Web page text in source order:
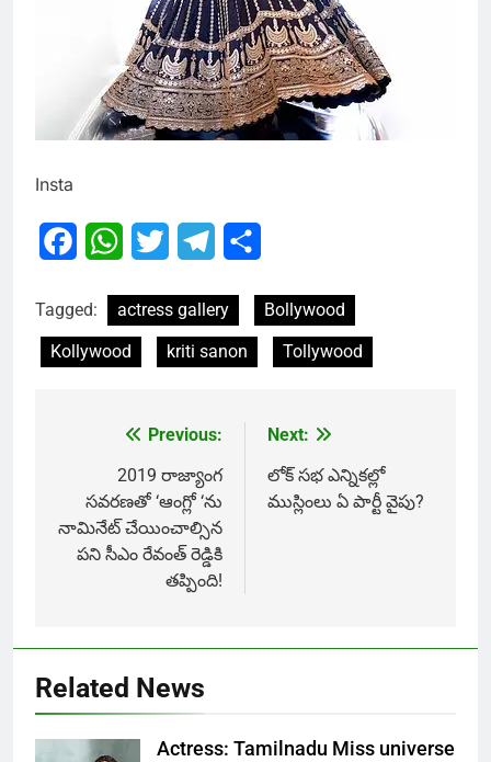
Insta
FacebookWhatsApp
Twitter Telegram
Tagged: actress gallery
Bollywood
Kollywood
kriti sanon Tollywood
navigation
Previous:
2019 రాజ్యాంగ
సవరణతో ‘ఆంగ్లో ‘ను
నామినేట్‌ చేయించాల్సిన
పని సీఎం రేవంత్ రెడ్డికి
తప్పింది!
Next:
లోక్ సభ ఎన్నికల్లో
ముస్లింలు ఏ పార్టీ వైపు?
Related News
Actress: Tamilnadu Miss universe